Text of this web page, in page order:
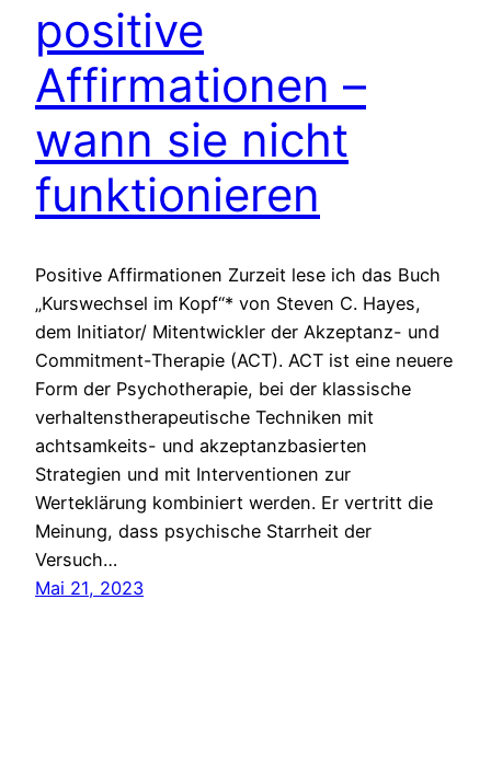
positive
Affirmationen –
wann sie nicht
funktionieren
Positive Affirmationen Zurzeit lese ich das Buch
„Kurswechsel im Kopf“* von Steven C. Hayes,
dem Initiator/ Mitentwickler der Akzeptanz- und
Commitment-Therapie (ACT). ACT ist eine neuere
Form der Psychotherapie, bei der klassische
verhaltenstherapeutische Techniken mit
achtsamkeits- und akzeptanzbasierten
Strategien und mit Interventionen zur
Werteklärung kombiniert werden. Er vertritt die
Meinung, dass psychische Starrheit der
Versuch…
Mai 21, 2023